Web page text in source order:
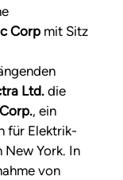
Corp mit Sitz
Ltd.die
, ein
für Elektrik-
New York. In
von